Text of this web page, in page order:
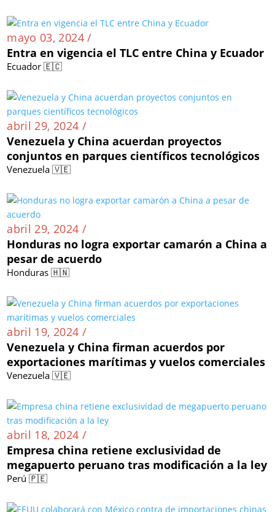
mayo 03, 2024 /
Entra en vigencia el TLC entre China y Ecuador
Ecuador 🇪🇨
abril 29, 2024 /
Venezuela y China acuerdan proyectos
conjuntos en parques científicos tecnológicos
Venezuela 🇻🇪
abril 29, 2024 /
Honduras no logra exportar camarón a China a
pesar de acuerdo
Honduras 🇭🇳
abril 19, 2024 /
Venezuela y China firman acuerdos por
exportaciones marítimas y vuelos comerciales
Venezuela 🇻🇪
abril 18, 2024 /
Empresa china retiene exclusividad de
megapuerto peruano tras modificación a la ley
Perú 🇵🇪